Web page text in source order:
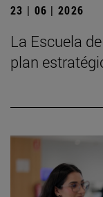
23 | 06 | 2026
La Escuela
plan